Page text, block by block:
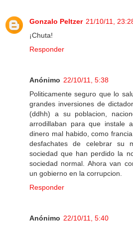
Gonzalo Peltzer 21/10/11,
¡Chuta!
Responder
Anónimo 22/10/11, 5:38
Politicamente seguro que lo
grandes inversiones de
(ddhh) a su poblacion,
arrodillaban para que instale
dinero mal habido, como
desfachates de celebrar su
sociedad que han perdido la
sociedad normal. Ahora van
un gobierno en la corrupcion.
Responder
Anónimo 22/10/11, 5:40